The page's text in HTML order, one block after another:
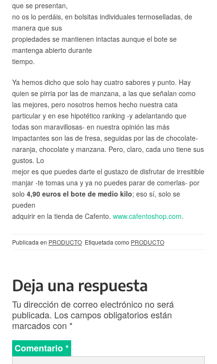
que se presentan,
no os lo perdáis, en bolsitas individuales termoselladas, de
manera que sus
propiedades se mantienen intactas aunque el bote se
mantenga abierto durante
tiempo.
Ya hemos dicho que solo hay cuatro sabores y punto. Hay
quien se pirria por las de manzana, a las que señalan como
las mejores, pero nosotros hemos hecho nuestra cata
particular y en ese hipotético ranking -y adelantando que
todas son maravillosas- en nuestra opinión las más
impactantes son las de fresa, seguidas por las de chocolate-
naranja, chocolate y manzana. Pero, claro, cada uno tiene sus
gustos. Lo
mejor es que puedes darte el gustazo de disfrutar de irresitible
manjar -te tomas una y ya no puedes parar de comerlas- por
solo 4,90 euros el bote de medio kilo; eso sí, solo se
pueden
adquirir en la tienda de Cafento. www.cafentoshop.com.
Publicada en PRODUCTO Etiquetada como PRODUCTO
Deja una respuesta
Tu dirección de correo electrónico no será
publicada. Los campos obligatorios están
marcados con *
Comentario*